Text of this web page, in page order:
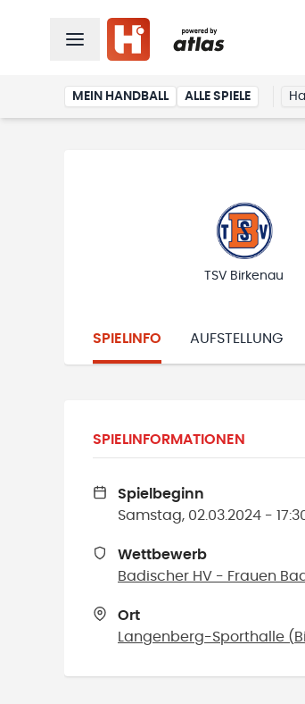
MEIN HANDBALL ALLE SPIELE
TSV Birkenau
SPIELINFO AUFSTELLUNG
SPIELINFORMATIONEN
Spielbeginn
Samstag, 02.03.2024 -
Wettbewerb
Badischer HV - Frauen
Ort
Langenberg-Sporthalle (